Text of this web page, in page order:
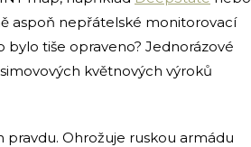
aspoň nepřátelské monitorovací
bylo tiše opraveno? Jednorázové
květnových výroků
pravdu. Ohrožuje ruskou armádu